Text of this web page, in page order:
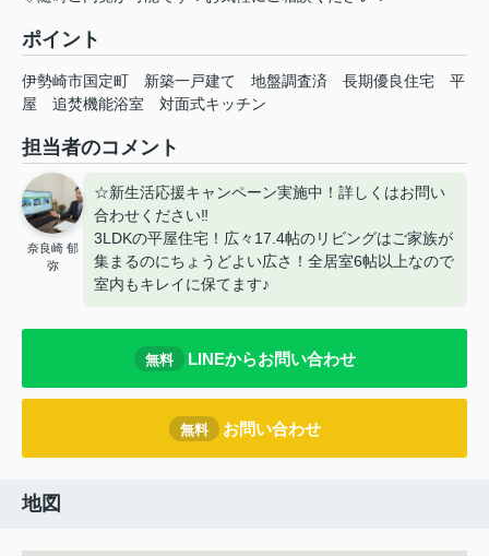
ポイント
伊勢崎市国定町 新築一戸建て 地盤調査済 長期優良住宅
平
屋
追焚機能浴室 対面式キッチン
担当者のコメント
奈良崎 郁
弥
☆新生活応援キャンペーン実施中！詳しくはお問い
合わせください‼
3LDKの平屋住宅！広々17.4帖のリビングはご家族が
集まるのにちょうどよい広さ！全居室6帖以上なので
室内もキレイに保てます♪
無料 LINEからお問い合わせ
無料 お問い合わせ
地図